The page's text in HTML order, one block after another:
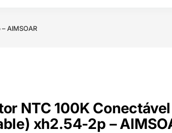
AIMSOAR
NTC 100K Conectável
xh2.54-2p –